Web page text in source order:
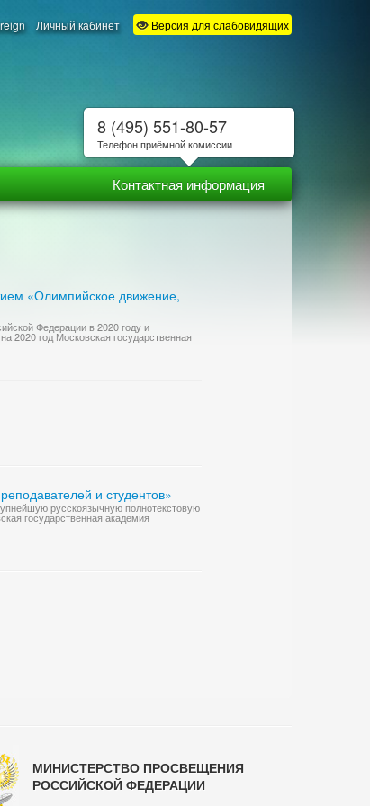
Личный кабинет Версия для слабовидящих
Контактная информация
«Олимпийское движение,
Федерации в 2020 году и
2020 год Московская государственная
и студентов»
русскоязычную полнотекстовую
государственная академия
МИНИСТЕРСТВО ПРОСВЕЩЕНИЯ
РОССИЙСКОЙ ФЕДЕРАЦИИ
8 (495) 551-80-57
Телефон приёмной комиссии